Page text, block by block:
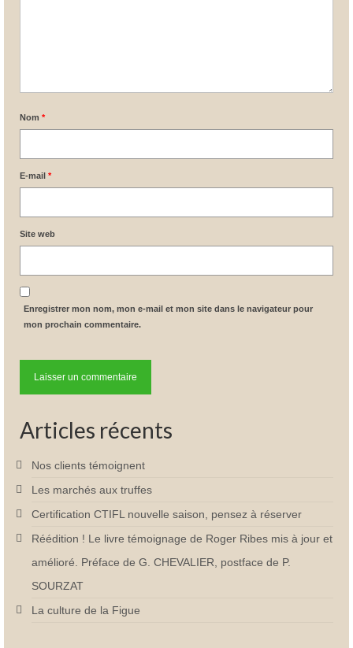
Nom *
E-mail *
Site web
Enregistrer mon nom, mon e-mail et mon site dans le navigateur pour
mon prochain commentaire.
Articles récents
Nos clients témoignent
Les marchés aux truffes
Certification CTIFL nouvelle saison, pensez à réserver
Réédition ! Le livre témoignage de Roger Ribes mis à jour et
amélioré. Préface de G. CHEVALIER, postface de P.
SOURZAT
La culture de la Figue